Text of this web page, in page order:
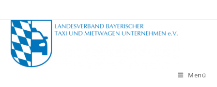
Inhalt
springen
Menü